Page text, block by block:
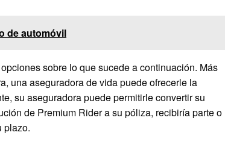
de automóvil
sobre lo que sucede a continuación. Más
una aseguradora de vida puede ofrecerle la
su aseguradora puede permitirle convertir su
de Premium Rider a su póliza, recibiría parte o
plazo.